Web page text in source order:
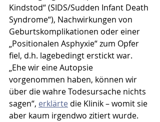
Kindstod“ (SIDS/Sudden Infant Death
Syndrome“), Nachwirkungen von
Geburtskomplikationen oder einer
„Positionalen Asphyxie“ zum Opfer
fiel, d.h. lagebedingt erstickt war.
„Ehe wir eine Autopsie
vorgenommen haben, können wir
über die wahre Todesursache nichts
sagen“, erklärte die Klinik – womit sie
aber kaum irgendwo zitiert wurde.